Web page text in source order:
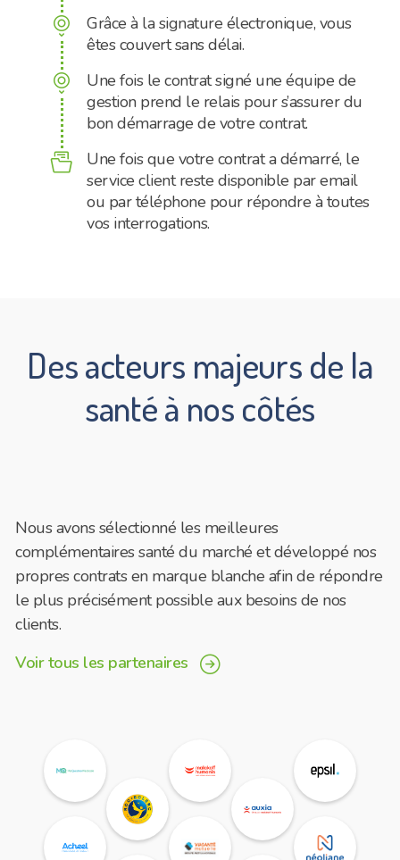
compass_south
Grâce à la signature électronique, vous
êtes couvert sans délai.
compass_south
Une fois le contrat signé une équipe de
gestion prend le relais pour s’assurer du
bon démarrage de votre contrat.
document
Une fois que votre contrat a démarré, le
service client reste disponible par email
ou par téléphone pour répondre à toutes
vos interrogations.
Des acteurs majeurs de la
santé à nos côtés
Nous avons sélectionné les meilleures
complémentaires santé du marché et développé nos
propres contrats en marque blanche afin de répondre
le plus précisément possible aux besoins de nos
clients.
Voir tous les partenaires navigation_right_circle
partenaire
partenaire
partenaire
partenaire
partenaire
partenaire
partenaire
partenaire